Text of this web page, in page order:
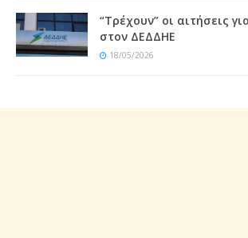
“Τρέχουν” οι αιτήσεις
στον ΔΕΔΔΗΕ
18/05/2026